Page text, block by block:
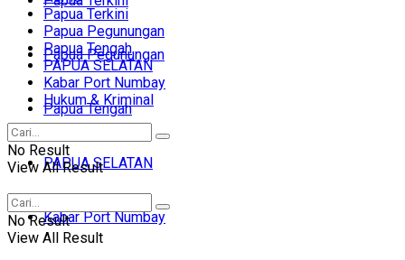
Papua Pegunungan
Papua Tengah
PAPUA SELATAN
Kabar Port Numbay
Papua Terkini
Papua Pegunungan
Papua Tengah
PAPUA SELATAN
Kabar Port Numbay
Hukum & Kriminal
No Result
View All Result
No Result
View All Result